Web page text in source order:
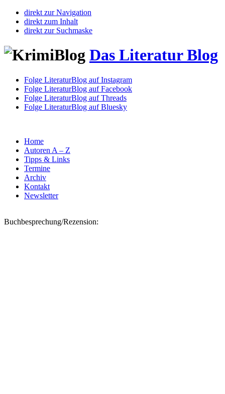
direkt zur Navigation
direkt zum Inhalt
direkt zur Suchmaske
Das Literatur Blog
Folge LiteraturBlog auf Instagram
Folge LiteraturBlog auf Facebook
Folge LiteraturBlog auf Threads
Folge LiteraturBlog auf Bluesky
Home
Autoren A – Z
Tipps & Links
Termine
Archiv
Kontakt
Newsletter
Buchbesprechung/Rezension: